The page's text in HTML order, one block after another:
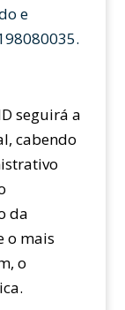
e
seguirá a
cabendo
da
o mais
o